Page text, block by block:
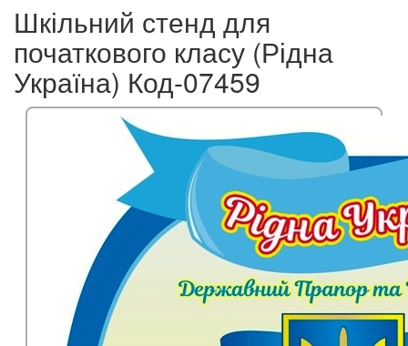
Шкільний стенд для
початкового класу (Рідна
Україна) Код-07459